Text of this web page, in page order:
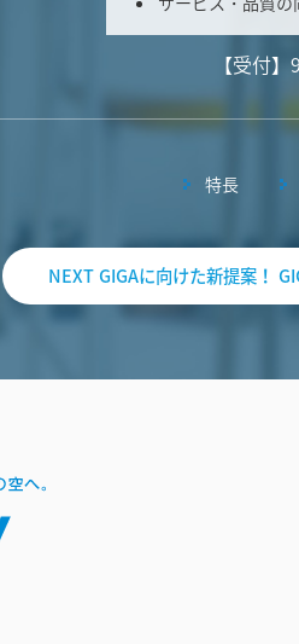
【受付
特長
NEXT GIGAに向けた新提案！